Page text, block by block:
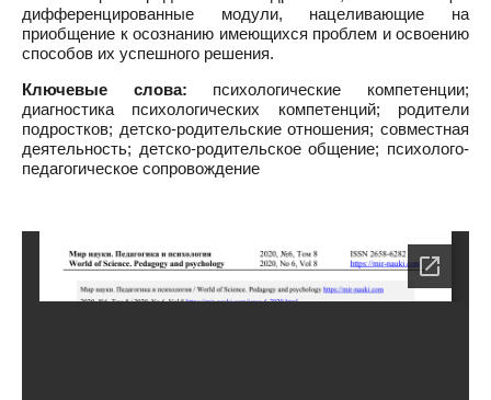
дифференцированные модули, нацеливающие на
приобщение к осознанию имеющихся проблем и освоению
способов их успешного решения.
Ключевые слова: психологические компетенции;
диагностика психологических компетенций; родители
подростков; детско-родительские отношения; совместная
деятельность; детско-родительское общение; психолого-
педагогическое сопровождение